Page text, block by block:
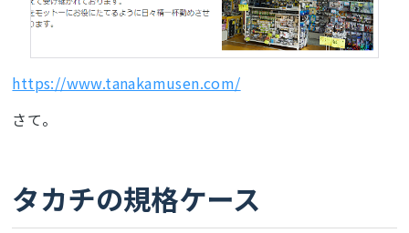
https://www.tanakamusen.com/
さて。
タカチの規格ケース